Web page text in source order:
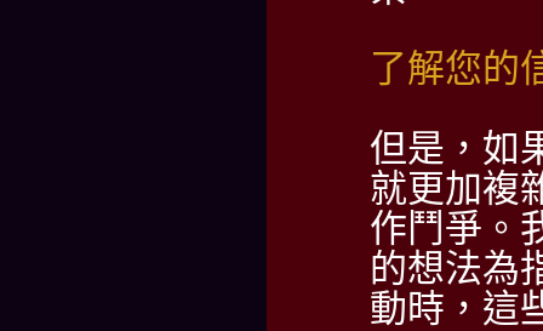
了解您的
但是，如
就更加複
作鬥爭。
的想法為
動時，這